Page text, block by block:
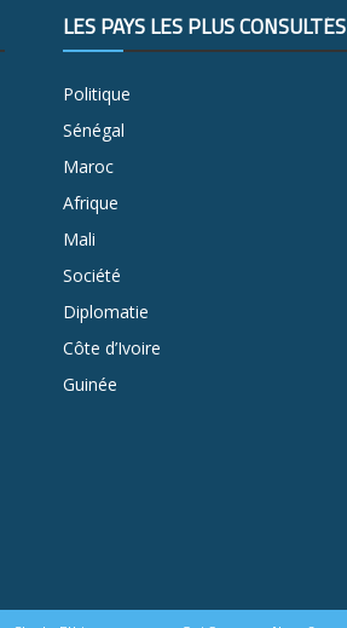
LES PAYS LES PLUS CONSULTÉS
Politique
Sénégal
Maroc
Afrique
Mali
Société
Diplomatie
Côte d’Ivoire
Guinée